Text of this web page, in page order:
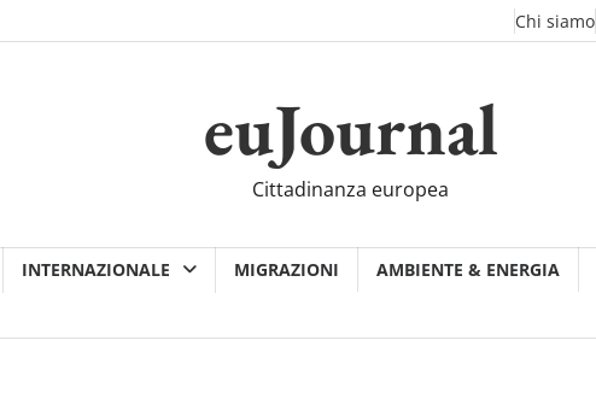
Chi siamo
euJournal
Cittadinanza europea
INTERNAZIONALE MIGRAZIONI AMBIENTE & ENERGIA